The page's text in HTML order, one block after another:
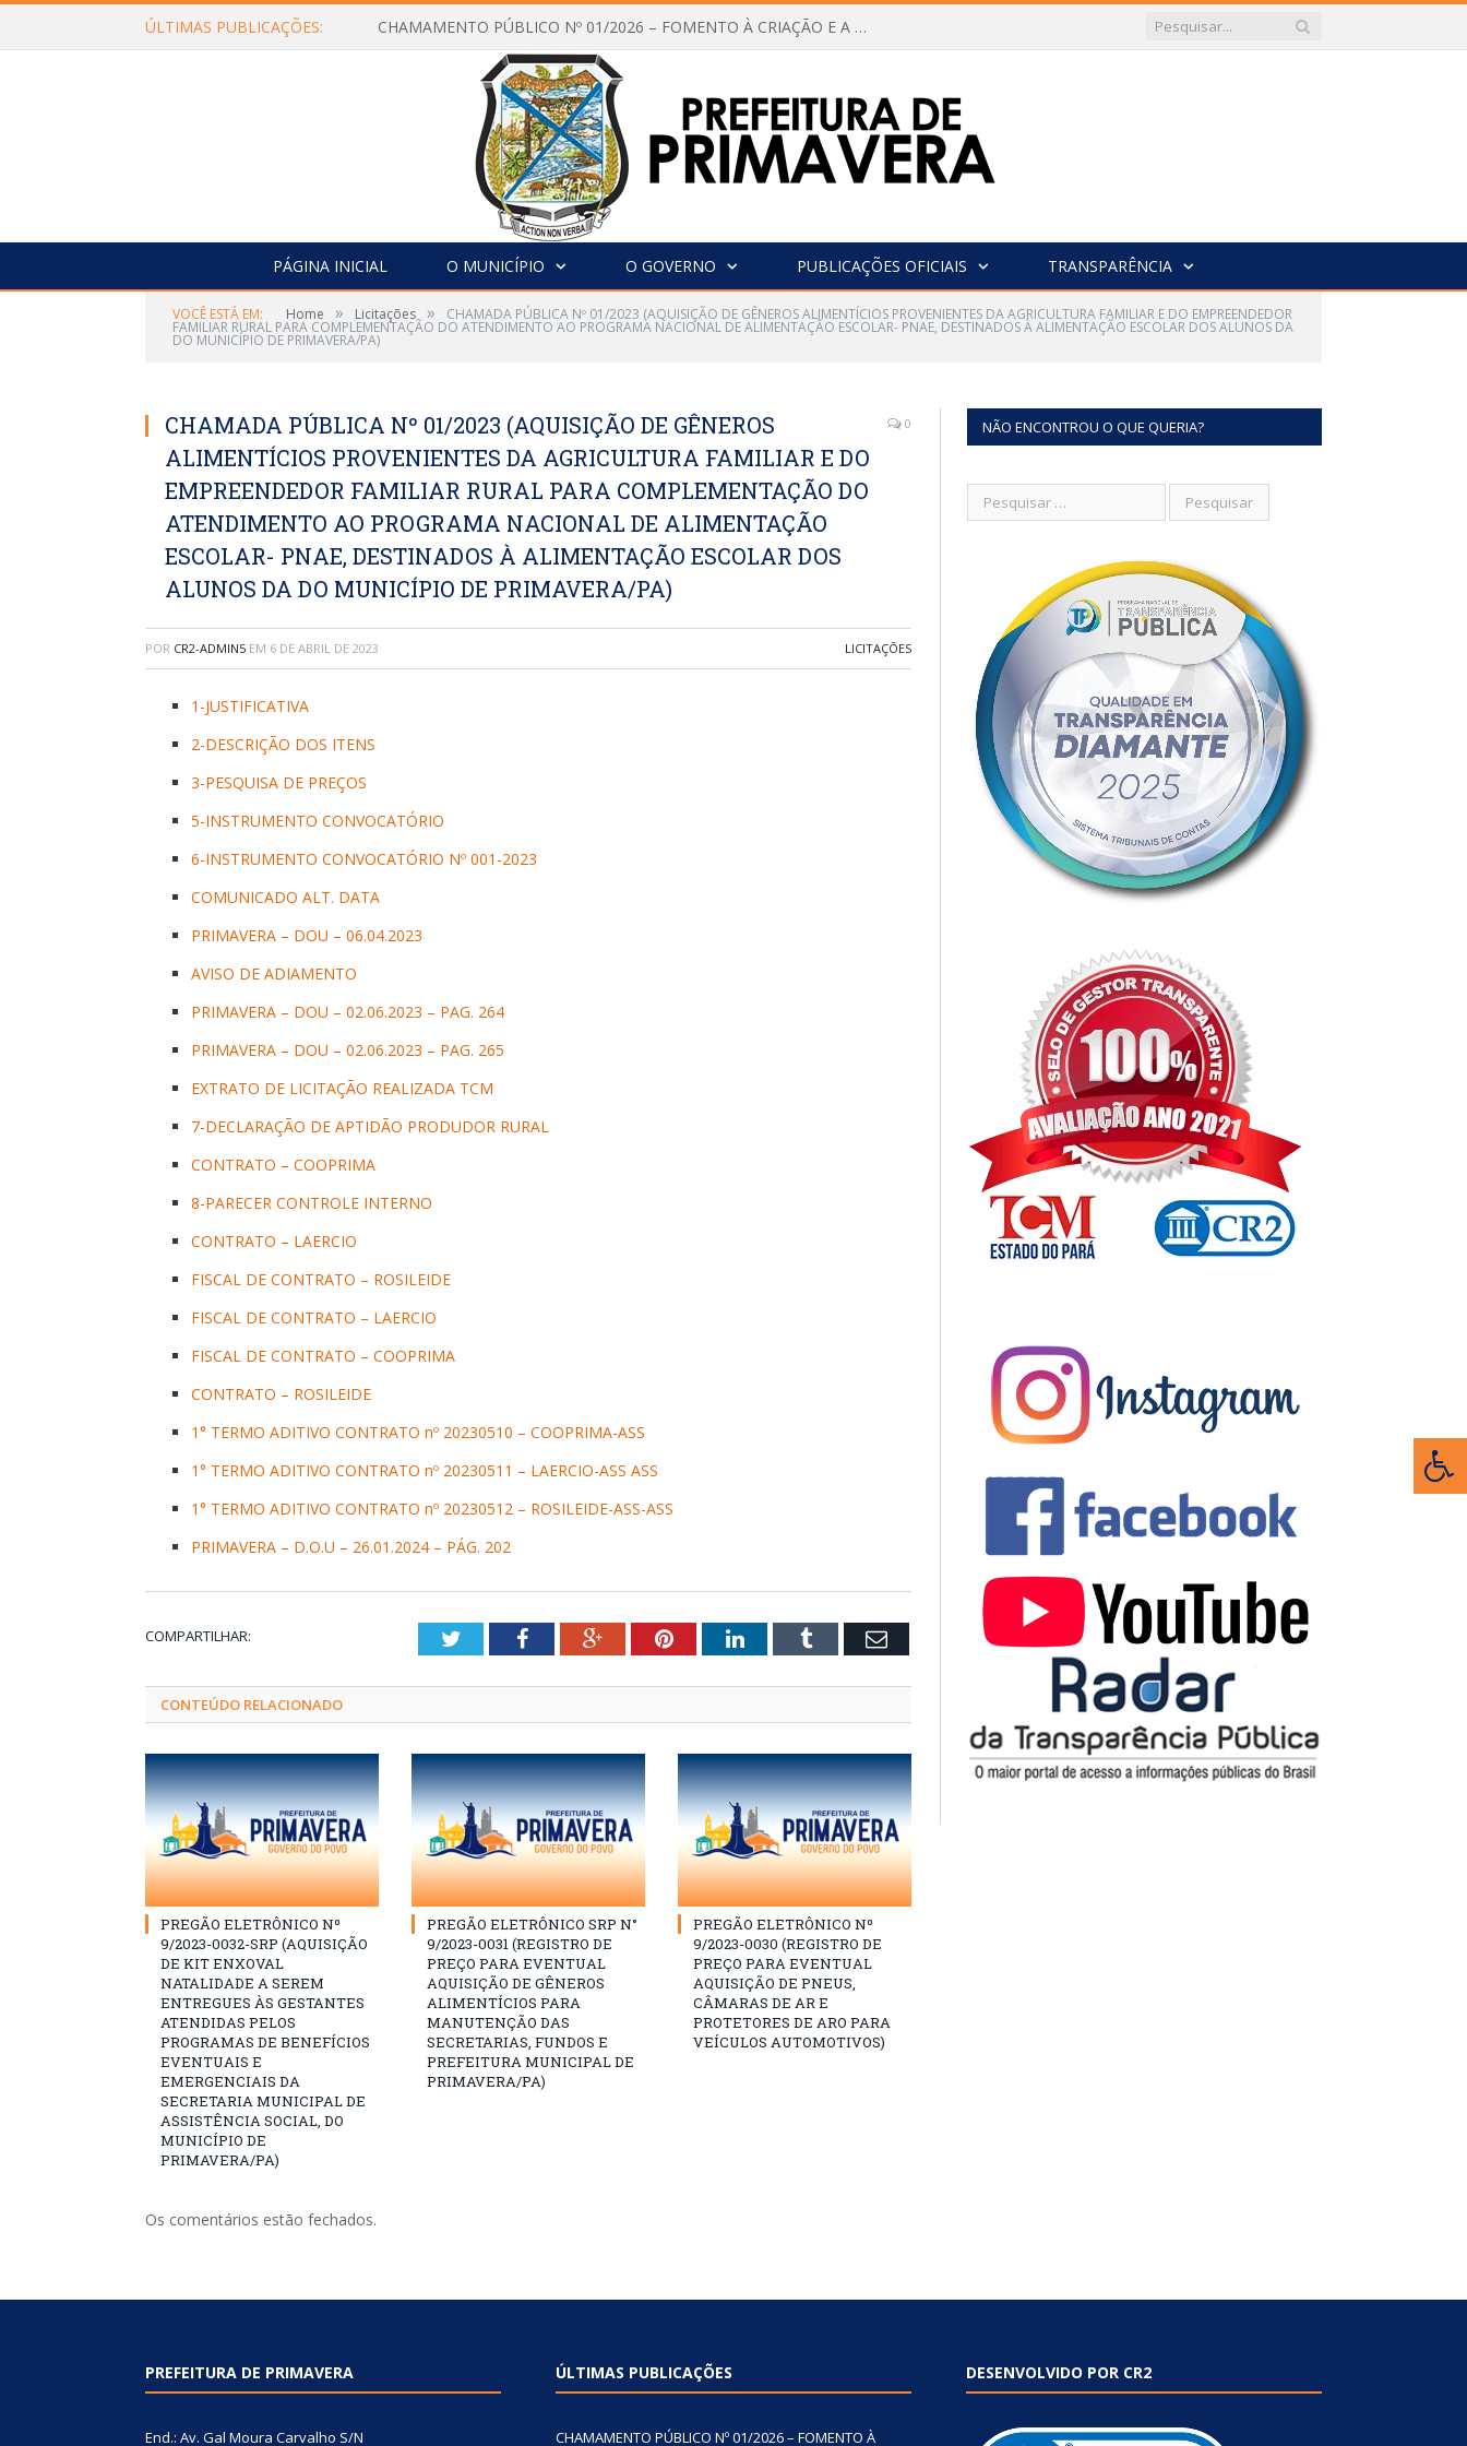
ÚLTIMAS PUBLICAÇÕES: CHAMAMENTO PÚBLICO Nº 01/2026 – FOMENTO À CRIAÇÃO E A CIRCULAÇÃO DE PRODUÇÕES CULTURAIS – Aldir Blanc
PÁGINA INICIAL O MUNICÍPIO O GOVERNO PUBLICAÇÕES OFICIAIS TRANSPARÊNCIA
VOCÊ ESTÁ EM: Home » Licitações » CHAMADA PÚBLICA Nº 01/2023 (AQUISIÇÃO DE GÊNEROS ALIMENTÍCIOS PROVENIENTES DA AGRICULTURA FAMILIAR E DO EMPREENDEDOR
FAMILIAR RURAL PARA COMPLEMENTAÇÃO DO ATENDIMENTO AO PROGRAMA NACIONAL DE ALIMENTAÇÃO ESCOLAR- PNAE, DESTINADOS À ALIMENTAÇÃO ESCOLAR DOS ALUNOS DA
DO MUNICÍPIO DE PRIMAVERA/PA)
CHAMADA PÚBLICA Nº 01/2023 (AQUISIÇÃO DE GÊNEROS
ALIMENTÍCIOS PROVENIENTES DA AGRICULTURA FAMILIAR E DO
EMPREENDEDOR FAMILIAR RURAL PARA COMPLEMENTAÇÃO DO
ATENDIMENTO AO PROGRAMA NACIONAL DE ALIMENTAÇÃO
ESCOLAR- PNAE, DESTINADOS À ALIMENTAÇÃO ESCOLAR DOS
ALUNOS DA DO MUNICÍPIO DE PRIMAVERA/PA)
0
POR CR2-ADMIN5 EM 6 DE ABRIL DE 2023 LICITAÇÕES
1-JUSTIFICATIVA
2-DESCRIÇÃO DOS ITENS
3-PESQUISA DE PREÇOS
5-INSTRUMENTO CONVOCATÓRIO
6-INSTRUMENTO CONVOCATÓRIO Nº 001-2023
COMUNICADO ALT. DATA
PRIMAVERA – DOU – 06.04.2023
AVISO DE ADIAMENTO
PRIMAVERA – DOU – 02.06.2023 – PAG. 264
PRIMAVERA – DOU – 02.06.2023 – PAG. 265
EXTRATO DE LICITAÇÃO REALIZADA TCM
7-DECLARAÇÃO DE APTIDÃO PRODUDOR RURAL
CONTRATO – COOPRIMA
8-PARECER CONTROLE INTERNO
CONTRATO – LAERCIO
FISCAL DE CONTRATO – ROSILEIDE
FISCAL DE CONTRATO – LAERCIO
FISCAL DE CONTRATO – COOPRIMA
CONTRATO – ROSILEIDE
1° TERMO ADITIVO CONTRATO nº 20230510 – COOPRIMA-ASS
1° TERMO ADITIVO CONTRATO nº 20230511 – LAERCIO-ASS ASS
1° TERMO ADITIVO CONTRATO nº 20230512 – ROSILEIDE-ASS-ASS
PRIMAVERA – D.O.U – 26.01.2024 – PÁG. 202
COMPARTILHAR: TwitterFacebookGoogle+PinterestLinkedInTumblr Email
CONTEÚDO RELACIONADO
PREGÃO ELETRÔNICO Nº
9/2023-0032-SRP (AQUISIÇÃO
DE KIT ENXOVAL
NATALIDADE A SEREM
ENTREGUES ÀS GESTANTES
ATENDIDAS PELOS
PROGRAMAS DE BENEFÍCIOS
EVENTUAIS E
EMERGENCIAIS DA
SECRETARIA MUNICIPAL DE
ASSISTÊNCIA SOCIAL, DO
MUNICÍPIO DE
PRIMAVERA/PA)
PREGÃO ELETRÔNICO SRP N°
9/2023-0031 (REGISTRO DE
PREÇO PARA EVENTUAL
AQUISIÇÃO DE GÊNEROS
ALIMENTÍCIOS PARA
MANUTENÇÃO DAS
SECRETARIAS, FUNDOS E
PREFEITURA MUNICIPAL DE
PRIMAVERA/PA)
PREGÃO ELETRÔNICO Nº
9/2023-0030 (REGISTRO DE
PREÇO PARA EVENTUAL
AQUISIÇÃO DE PNEUS,
CÂMARAS DE AR E
PROTETORES DE ARO PARA
VEÍCULOS AUTOMOTIVOS)
Os comentários estão fechados.
NÃO ENCONTROU O QUE QUERIA?
PREFEITURA DE PRIMAVERA
End.: Av. Gal Moura Carvalho S/N
ÚLTIMAS PUBLICAÇÕES
CHAMAMENTO PÚBLICO Nº 01/2026 – FOMENTO À
DESENVOLVIDO POR CR2